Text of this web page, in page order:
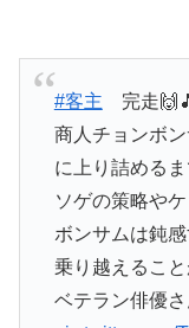
#客主 完走
商人チョンボ
に上り詰める
ソゲの策略や
ボンサムは鈍
乗り越えるこ
ベテラン俳優